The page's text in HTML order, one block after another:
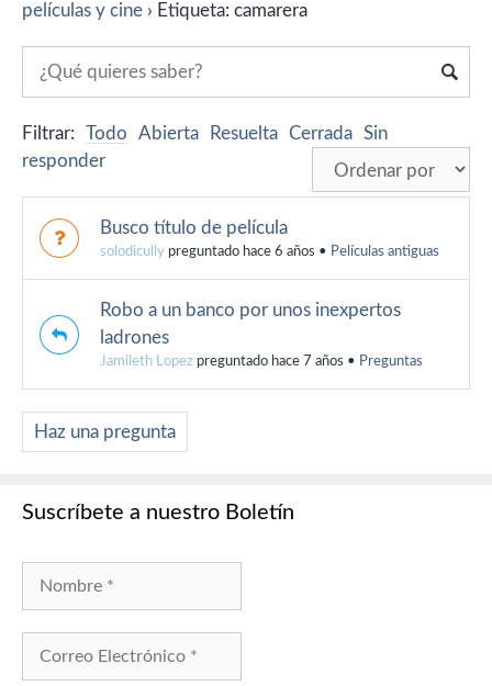
películas y cine › Etiqueta: camarera
Filtrar: Todo Abierta Resuelta Cerrada Sin
responder
Busco título de película
solodicully preguntado hace 6 años • Películas antiguas
Robo a un banco por unos inexpertos
ladrones
Jamileth Lopez preguntado hace 7 años • Preguntas
Haz una pregunta
Suscríbete a nuestro Boletín